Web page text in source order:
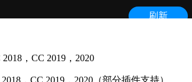
，CC 2019，2020
，CC 2019，2020（部分插件支持）